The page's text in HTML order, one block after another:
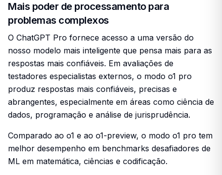
Mais poder de processamento para
problemas complexos
O ChatGPT Pro fornece acesso a uma versão do
nosso modelo mais inteligente que pensa mais para as
respostas mais confiáveis. Em avaliações de
testadores especialistas externos, o modo o1 pro
produz respostas mais confiáveis, precisas e
abrangentes, especialmente em áreas como ciência de
dados, programação e análise de jurisprudência.
Comparado ao o1 e ao o1-preview, o modo o1 pro tem
melhor desempenho em benchmarks desafiadores de
ML em matemática, ciências e codificação.